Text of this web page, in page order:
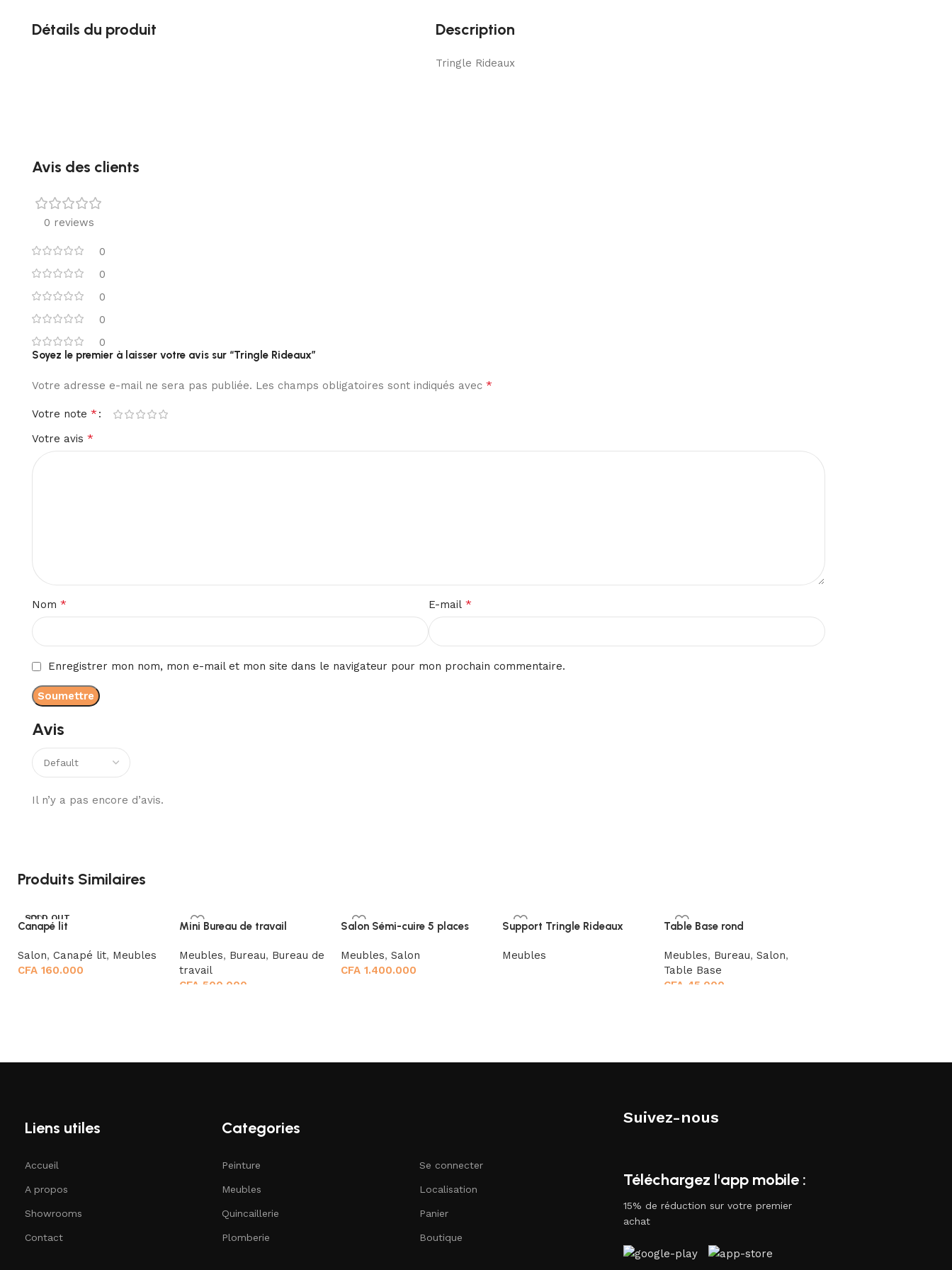
Détails du produit Description
Tringle Rideaux
Avis des clients
0 reviews
0
0
0
0
0
Avis
Il n’y a pas encore d’avis.
Soyez le premier à laisser votre avis sur “Tringle Rideaux”
Votre adresse e-mail ne sera pas publiée. Les champs obligatoires sont indiqués avec *
Votre note *
Votre avis *
Nom * E-mail *
Enregistrer mon nom, mon e-mail et mon site dans le navigateur pour mon prochain commentaire.
Produits Similaires
SOLD OUT
Canapé lit
Salon, Canapé lit, Meubles
CFA 160.000
Mini Bureau de travail
Meubles, Bureau, Bureau de
travail
CFA 500.000
Salon Sémi-cuire 5 places
Meubles, Salon
CFA 1.400.000
Support Tringle Rideaux
Meubles
Table Base rond
Meubles, Bureau, Salon,
Table Base
CFA 45.000
Liens utiles
Accueil
A propos
Showrooms
Contact
Categories
Peinture
Meubles
Quincaillerie
Plomberie
Se connecter
Localisation
Panier
Boutique
Suivez-nous
Téléchargez l'app mobile :
15% de réduction sur votre premier
achat